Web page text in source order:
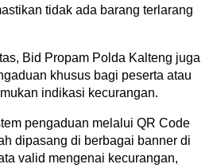
tidak ada barang terlarang
Bid Propam Polda Kalteng juga
khusus bagi peserta atau
indikasi kecurangan.
pengaduan melalui QR Code
dipasang di berbagai banner di
valid mengenai kecurangan,